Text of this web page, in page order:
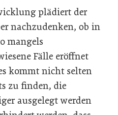
plädiert der
nachzudenken, ob in
mangels
Fälle eröffnet
kommt nicht selten
zu finden, die
ausgelegt werden